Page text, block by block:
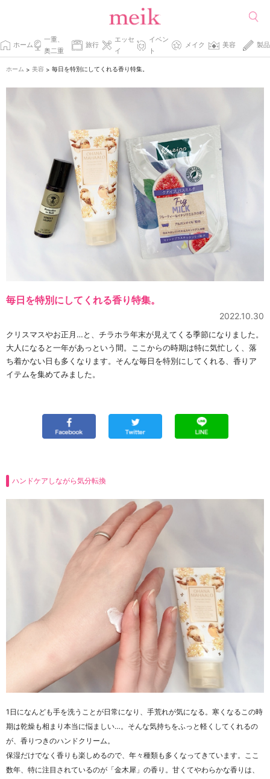
ホーム
一重、
奥二重
旅行
エッセ
イ
イベン
ト
メイク 美容 製品
ホーム > 美容 > 毎日を特別にしてくれる香り特集。
毎日を特別にしてくれる香り特集。
2022.10.30
クリスマスやお正月…と、チラホラ年末が見えてくる季節になりました。
大人になると一年があっという間。ここからの時期は特に気忙しく、落
ち着かない日も多くなります。そんな毎日を特別にしてくれる、香りア
イテムを集めてみました。
ハンドケアしながら気分転換
1日になんども手を洗うことが日常になり、手荒れが気になる。寒くなるこの時
期は乾燥も相まり本当に悩ましい…。そんな気持ちをふっと軽くしてくれるの
が、香りつきのハンドクリーム。
保湿だけでなく香りも楽しめるので、年々種類も多くなってきています。ここ
数年、特に注目されているのが「金木犀」の香り。 甘くてやわらかな香りは、